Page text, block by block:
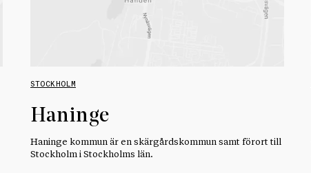
STOCKHOLM
Haninge
Haninge kommun är en skärgårdskommun samt förort till
Stockholm i Stockholms län.